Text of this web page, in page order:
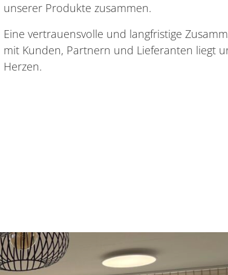
unserer Produkte zusammen.
Eine vertrauensvolle und langfristige
mit Kunden, Partnern und Lieferanten liegt
Herzen.